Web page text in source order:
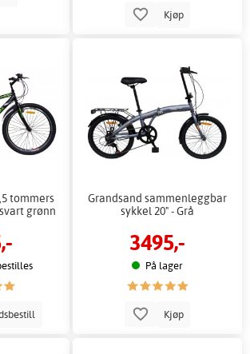
Kjøp
tommers
grønn
Grandsand sammenleggbar
sykkel 20" - Grå
3495,-
På lager
Kjøp